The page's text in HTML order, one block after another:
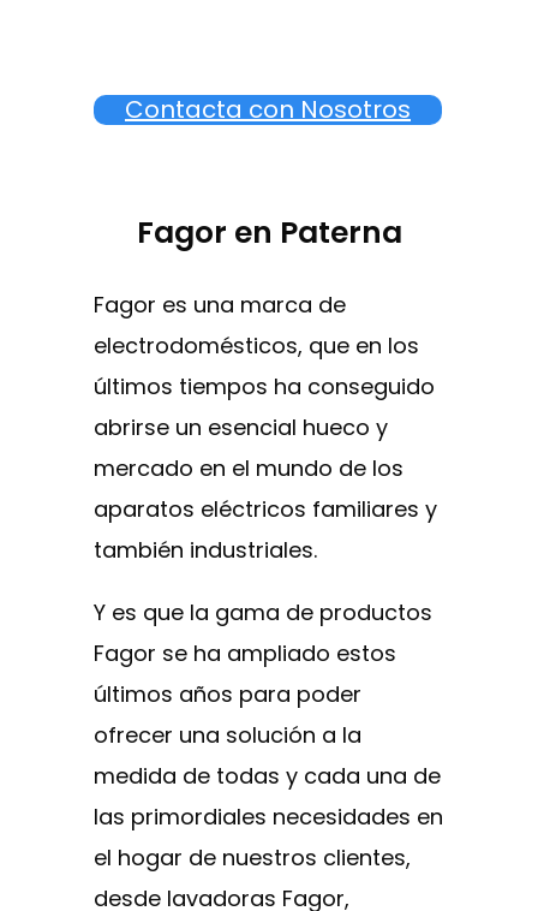
Contacta con Nosotros
Fagor en Paterna
Fagor es una marca de
electrodomésticos, que en los
últimos tiempos ha conseguido
abrirse un esencial hueco y
mercado en el mundo de los
aparatos eléctricos familiares y
también industriales.
Y es que la gama de productos
Fagor se ha ampliado estos
últimos años para poder
ofrecer una solución a la
medida de todas y cada una de
las primordiales necesidades en
el hogar de nuestros clientes,
desde lavadoras Fagor,